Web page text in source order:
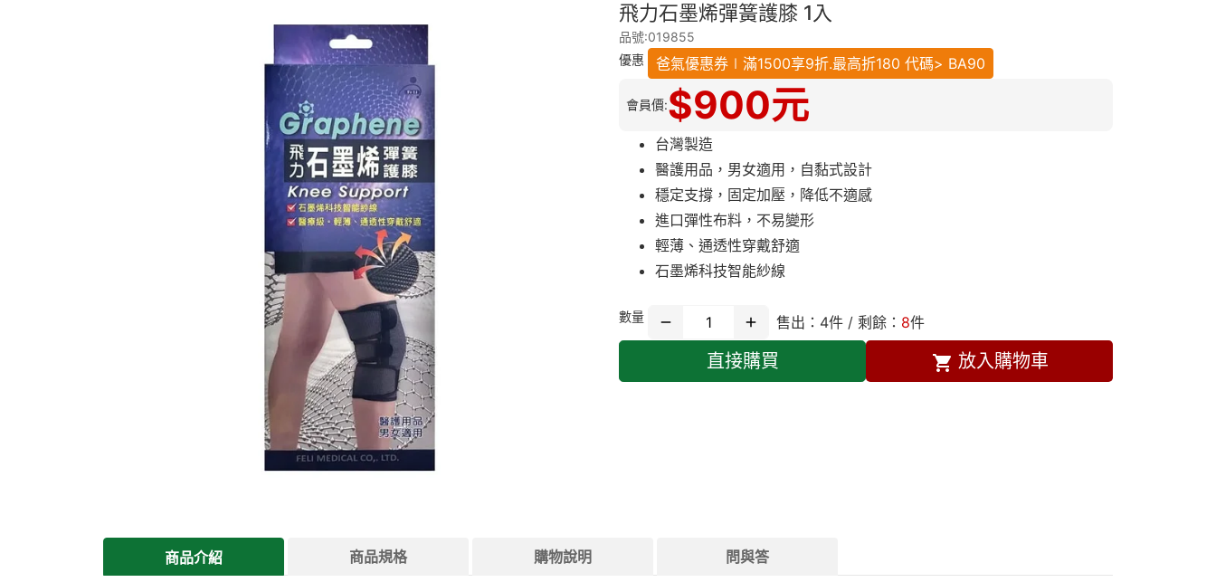
飛力石墨烯彈簧護膝 1入
品號:019855
會員價:$900元
優惠 爸氣優惠券∣滿1500享9折.最高折180 代碼> BA90
台灣製造
醫護用品，男女適用，自黏式設計
穩定支撐，固定加壓，降低不適感
進口彈性布料，不易變形
輕薄、通透性穿戴舒適
石墨烯科技智能紗線
數量 售出： 4件 / 剩餘： 8件
直接購買 放入購物車
商品介紹 商品規格 購物說明 問與答